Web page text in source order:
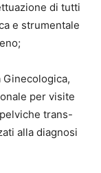
di tutti
e strumentale
per visite
trans-
alla diagnosi